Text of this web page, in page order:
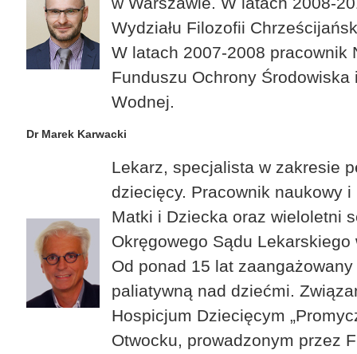
Wydziału Filozofii
W latach 2007-2008 pracownik
Funduszu Ochrony Środowiska
Wodnej.
Dr Marek Karwacki
Lekarz, specjalista w zakresie
dziecięcy. Pracownik naukowy
Matki i Dziecka oraz wieloletni
Okręgowego Sądu Lekarskiego
Od ponad 15 lat
paliatywną nad dziećmi.
Hospicjum Dziecięcym
Otwocku, prowadzonym przez